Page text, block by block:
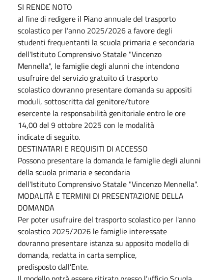
SI RENDE NOTO
al fine di redigere il Piano annuale del trasporto
scolastico per l’anno 2025/2026 a favore degli
studenti frequentanti la scuola primaria e secondaria
dell'Istituto Comprensivo Statale "Vincenzo
Mennella", le famiglie degli alunni che intendono
usufruire del servizio gratuito di trasporto
scolastico dovranno presentare domanda su appositi
moduli, sottoscritta dal genitore/tutore
esercente la responsabilità genitoriale entro le ore
14,00 del 9 ottobre 2025 con le modalità
indicate di seguito.
DESTINATARI E REQUISITI DI ACCESSO
Possono presentare la domanda le famiglie degli alunni
della scuola primaria e secondaria
dell'Istituto Comprensivo Statale "Vincenzo Mennella".
MODALITÀ E TERMINI DI PRESENTAZIONE DELLA
DOMANDA
Per poter usufruire del trasporto scolastico per l'anno
scolastico 2025/2026 le famiglie interessate
dovranno presentare istanza su apposito modello di
domanda, redatta in carta semplice,
predisposto dall’Ente.